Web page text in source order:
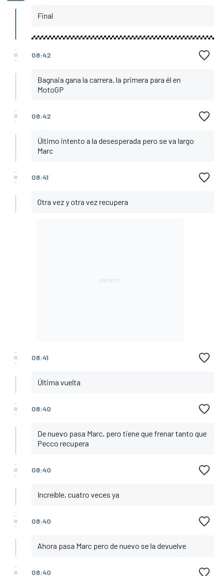
Final
08:42
Bagnaia gana la carrera, la primera para él en
MotoGP
08:42
Último intento a la desesperada pero se va largo
Marc
08:41
Otra vez y otra vez recupera
08:41
Última vuelta
08:40
De nuevo pasa Marc, pero tiene que frenar tanto que
Pecco recupera
08:40
Increíble, cuatro veces ya
08:40
Ahora pasa Marc pero de nuevo se la devuelve
08:40